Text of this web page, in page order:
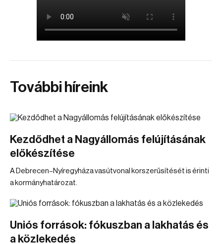
További híreink
Kezdődhet a Nagyállomás felújításának
előkészítése
A Debrecen–Nyíregyháza vasútvonal korszerűsítését is érinti
a kormányhatározat.
Uniós források: fókuszban a lakhatás és
a közlekedés